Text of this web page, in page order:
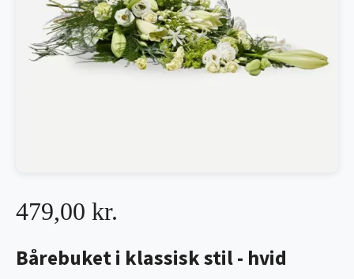
Bårebuket i klassisk stil - hvid
479,00 kr.